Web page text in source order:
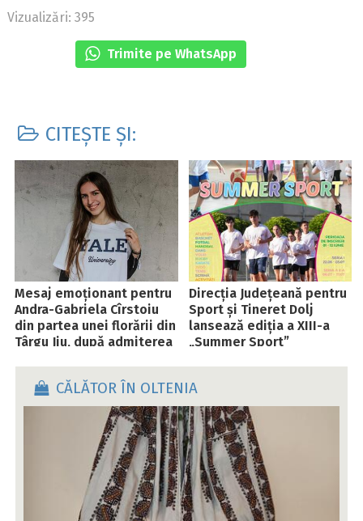
Vizualizări: 395
Trimite pe WhatsApp
CITEȘTE ȘI:
Mesaj emoționant pentru
Andra-Gabriela Cîrstoiu
din partea unei florării din
Târgu Jiu, după admiterea
Direcția Județeană pentru
Sport și Tineret Dolj
lansează ediția a XIII-a
„Summer Sport”
CĂLĂTOR ÎN OLTENIA